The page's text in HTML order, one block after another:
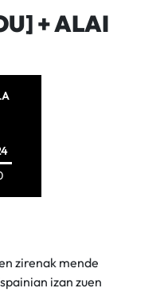
+ ALAI
zirenak mende
izan zuen